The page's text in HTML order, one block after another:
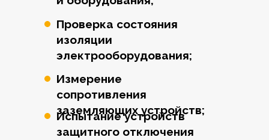
Проверка состояния
изоляции
электрооборудования;
Измерение
сопротивления
заземляющих устройств;
Испытание устройств
защитного отключения